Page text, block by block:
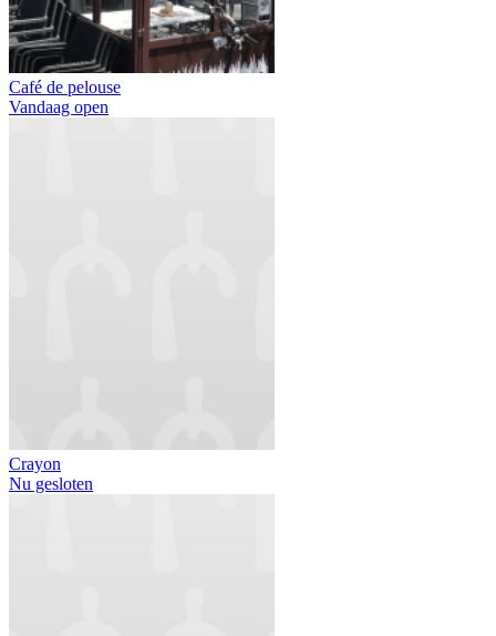
Café de pelouse
Vandaag open
Crayon
Nu gesloten